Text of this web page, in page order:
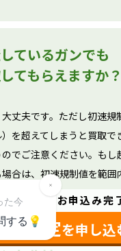
ているガンでも
てもらえますか？
大丈夫です。ただし初速規
）を超えてしまうと買取で
のでご注意ください。もし
合は、初速規制値を範囲
りください。
た でお申込み完
料査定を申し込